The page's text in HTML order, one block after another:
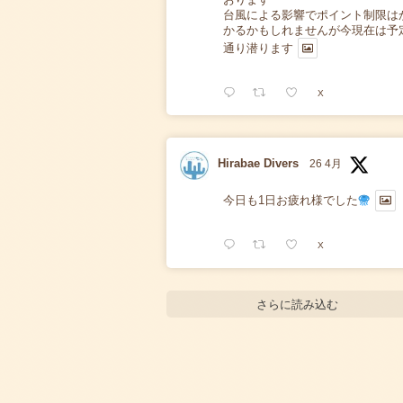
台風による影響でポイント制限は
かるかもしれませんが今現在は予
通り潜ります
X
Hirabae Divers 26 4月
今日も1日お疲れ様でした
X
さらに読み込む